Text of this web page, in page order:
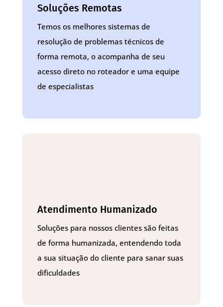
Soluções Remotas
Temos os melhores sistemas de
resolução de problemas técnicos de
forma remota, o acompanha de seu
acesso direto no roteador e uma equipe
de especialistas
Atendimento Humanizado
Soluções para nossos clientes são feitas
de forma humanizada, entendendo toda
a sua situação do cliente para sanar suas
dificuldades